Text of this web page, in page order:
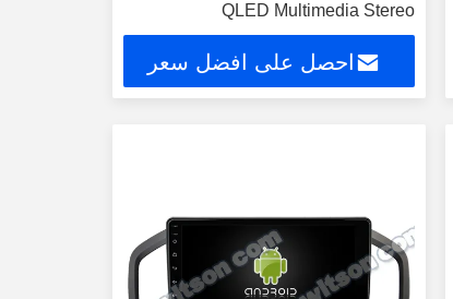
QLED Multimedia Stereo
احصل على افضل سعر